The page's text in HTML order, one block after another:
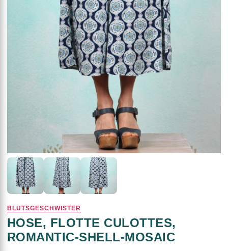
BLUTSGESCHWISTER
HOSE, FLOTTE CULOTTES,
ROMANTIC-SHELL-MOSAIC